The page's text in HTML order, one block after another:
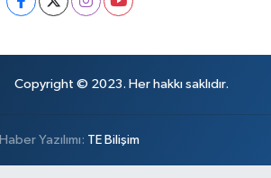
Copyright © 2023. Her hakkı saklıdır.
Haber Yazılımı: TE Bilişim